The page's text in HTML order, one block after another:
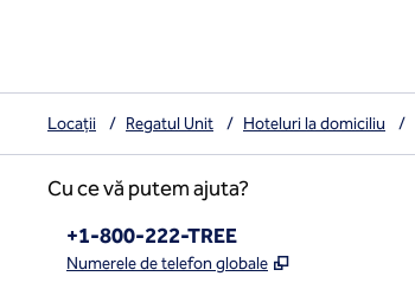
Locații / Regatul Unit / Hoteluri la domiciliu /
Cu ce vă putem ajuta?
Telefon:
+1-800-222-TREE
Numerele de telefon globale ,